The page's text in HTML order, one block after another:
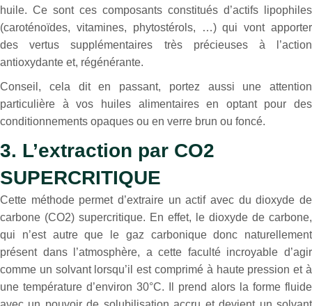
huile. Ce sont ces composants constitués d’actifs lipophiles
(caroténoïdes, vitamines, phytostérols, …) qui vont apporter
des vertus supplémentaires très précieuses à l’action
antioxydante et, régénérante.
Conseil, cela dit en passant, portez aussi une attention
particulière à vos huiles alimentaires en optant pour des
conditionnements opaques ou en verre brun ou foncé.
3. L’extraction par CO2
SUPERCRITIQUE
Cette méthode permet d’extraire un actif avec du dioxyde de
carbone (CO2) supercritique. En effet, le dioxyde de carbone,
qui n’est autre que le gaz carbonique donc naturellement
présent dans l’atmosphère, a cette faculté incroyable d’agir
comme un solvant lorsqu’il est comprimé à haute pression et à
une température d’environ 30°C. Il prend alors la forme fluide